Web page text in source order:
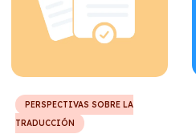
PERSPECTIVAS SOBRE LA
TRADUCCIÓN